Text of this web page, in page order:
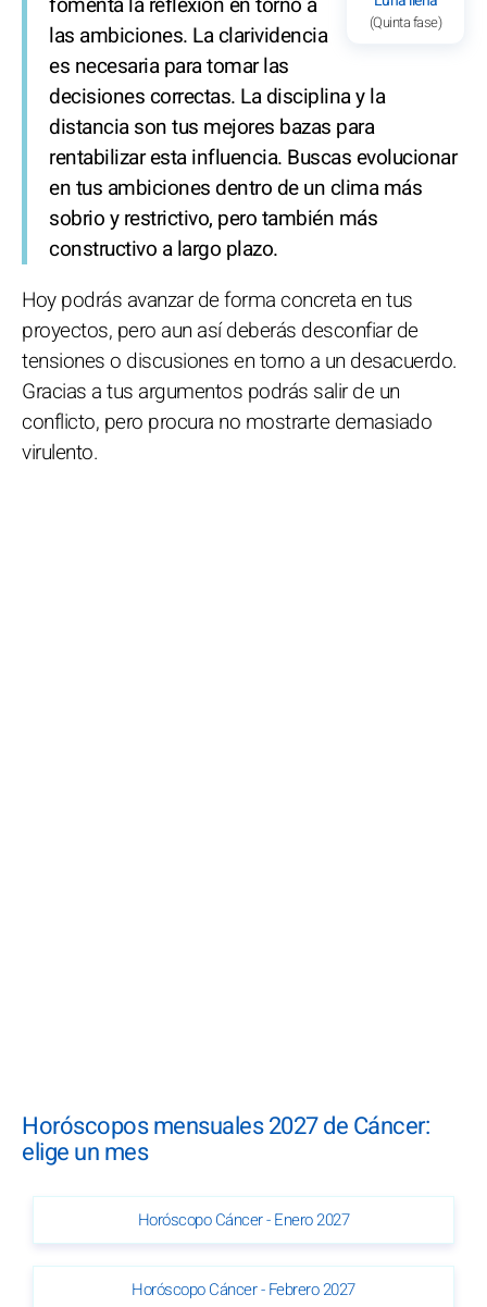
(Quinta fase)
las ambiciones. La clarividencia
es necesaria para tomar las
decisiones correctas. La disciplina y la
distancia son tus mejores bazas para
rentabilizar esta influencia. Buscas evolucionar
en tus ambiciones dentro de un clima más
sobrio y restrictivo, pero también más
constructivo a largo plazo.
Hoy podrás avanzar de forma concreta en tus
proyectos, pero aun así deberás desconfiar de
tensiones o discusiones en torno a un desacuerdo.
Gracias a tus argumentos podrás salir de un
conflicto, pero procura no mostrarte demasiado
virulento.
Horóscopos mensuales 2027 de Cáncer:
elige un mes
Horóscopo Cáncer - Enero 2027
Horóscopo Cáncer - Febrero 2027